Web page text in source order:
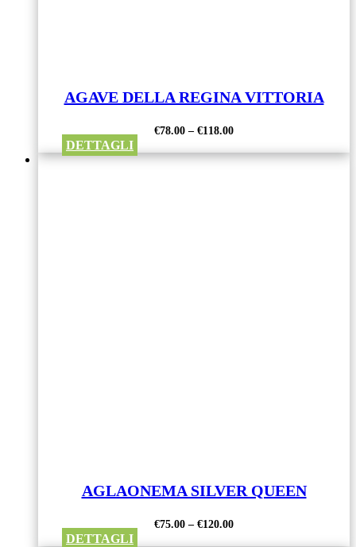
AGAVE DELLA REGINA VITTORIA
€78.00 – €118.00
DETTAGLI
AGLAONEMA SILVER QUEEN
€75.00 – €120.00
DETTAGLI